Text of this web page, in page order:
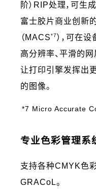
阶）RIP处理，可生
富士胶片商业创新
（MACS*7），可在
高分辨率、平滑的
让打印引擎发挥出
的图像。
*7 Micro Accurate
专业色彩管理系
支持各种CMYK色
GRACoL。